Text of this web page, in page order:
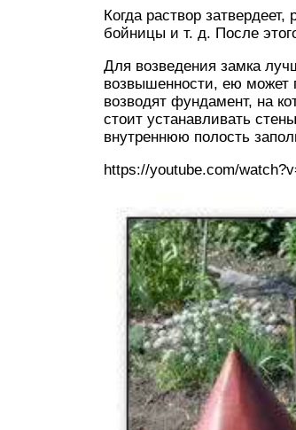
Когда раствор
бойницы и т. д. После
Для возведения замка
возвышенности, ею может
возводят фундамент, на
стоит устанавливать
внутреннюю полость
https://youtube.com/